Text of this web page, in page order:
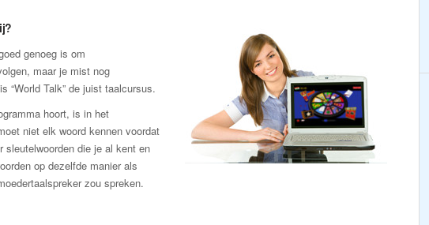
genoeg is om
maar je mist nog
“World Talk” de juist taalcursus.
hoort, is in het
niet elk woord kennen voordat
sleutelwoorden die je al kent en
op dezelfde manier als
zou spreken.